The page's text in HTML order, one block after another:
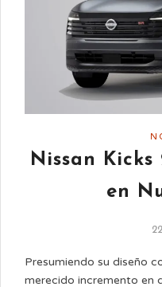
Nissan Kicks
en
Presumiendo su diseño
merecido incremento en